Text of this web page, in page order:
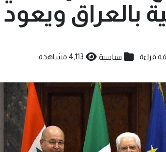
بالعراق
سياسية 4,113 مشاهدة